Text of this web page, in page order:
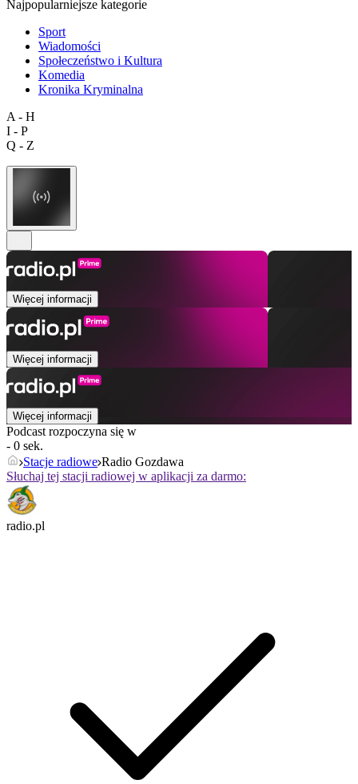
Najpopularniejsze kategorie
Sport
Wiadomości
Społeczeństwo i Kultura
Komedia
Kronika Kryminalna
A - H
I - P
Q - Z
Więcej informacji
Więcej informacji
Więcej informacji
Podcast rozpoczyna się w
- 0 sek.
Stacje radiowe Radio Gozdawa
Słuchaj tej stacji radiowej w aplikacji za darmo:
radio.pl